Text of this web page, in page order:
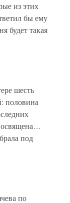
из этих
бы ему
будет такая
шесть
половина
под
по